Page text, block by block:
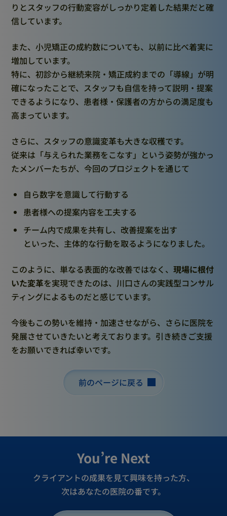
りとスタッフの行動変容がしっかり定着した結果だと確
信しています。
また、小児矯正の成約数についても、以前に比べ着実に
増加しています。
特に、初診から継続来院・矯正成約までの「導線」が明
確になったことで、スタッフも自信を持って説明・提案
できるようになり、患者様・保護者の方からの満足度も
高まっています。
さらに、スタッフの意識変革も大きな収穫です。
従来は「与えられた業務をこなす」という姿勢が強かっ
たメンバーたちが、今回のプロジェクトを通じて
自ら数字を意識して行動する
患者様への提案内容を工夫する
チーム内で成果を共有し、改善提案を出す
といった、主体的な行動を取るようになりました。
このように、単なる表面的な改善ではなく、現場に根付
いた変革を実現できたのは、川口さんの実践型コンサル
ティングによるものだと感じています。
今後もこの勢いを維持・加速させながら、さらに医院を
発展させていきたいと考えております。引き続きご支援
をお願いできれば幸いです。
前のページに戻る
You’re Next
クライアントの成果を見て興味を持った方、
次はあなたの医院の番です。